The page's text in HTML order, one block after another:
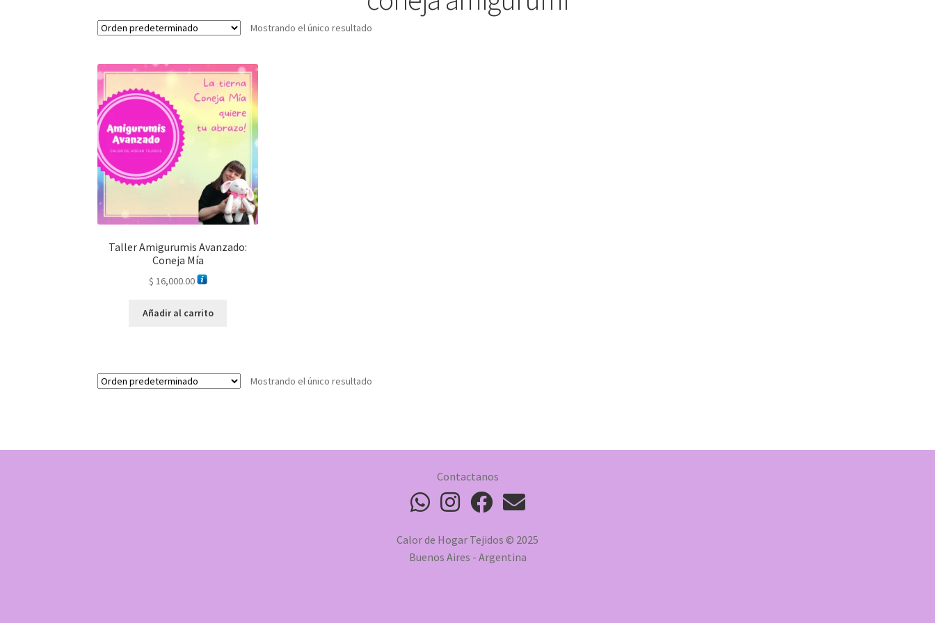
Mostrando el único resultado
Taller Amigurumis Avanzado:
Coneja Mía
$ 16,000.00
Añadir al carrito
Mostrando el único resultado
Contactanos
Calor de Hogar Tejidos © 2025
Buenos Aires - Argentina